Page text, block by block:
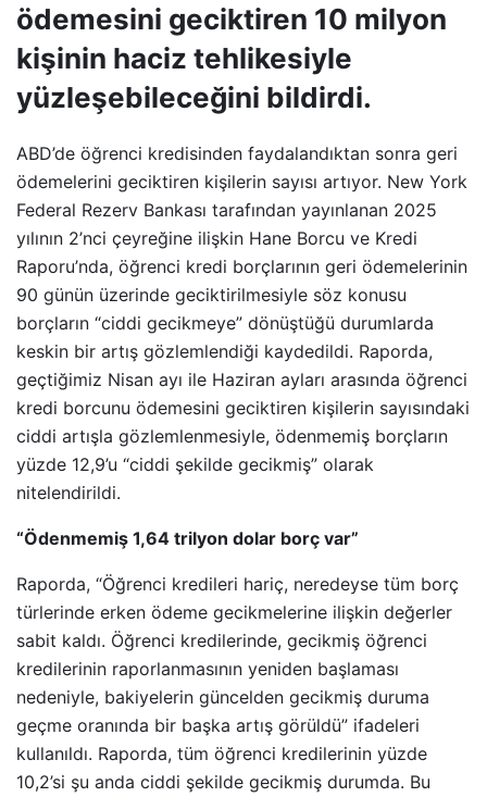
ödemesini geciktiren 10 milyon
kişinin haciz tehlikesiyle
yüzleşebileceğini bildirdi.
ABD’de öğrenci kredisinden faydalandıktan sonra geri
ödemelerini geciktiren kişilerin sayısı artıyor. New York
Federal Rezerv Bankası tarafından yayınlanan 2025
yılının 2’nci çeyreğine ilişkin Hane Borcu ve Kredi
Raporu’nda, öğrenci kredi borçlarının geri ödemelerinin
90 günün üzerinde geciktirilmesiyle söz konusu
borçların “ciddi gecikmeye” dönüştüğü durumlarda
keskin bir artış gözlemlendiği kaydedildi. Raporda,
geçtiğimiz Nisan ayı ile Haziran ayları arasında öğrenci
kredi borcunu ödemesini geciktiren kişilerin sayısındaki
ciddi artışla gözlemlenmesiyle, ödenmemiş borçların
yüzde 12,9’u “ciddi şekilde gecikmiş” olarak
nitelendirildi.
“Ödenmemiş 1,64 trilyon dolar borç var”
Raporda, “Öğrenci kredileri hariç, neredeyse tüm borç
türlerinde erken ödeme gecikmelerine ilişkin değerler
sabit kaldı. Öğrenci kredilerinde, gecikmiş öğrenci
kredilerinin raporlanmasının yeniden başlaması
nedeniyle, bakiyelerin güncelden gecikmiş duruma
geçme oranında bir başka artış görüldü” ifadeleri
kullanıldı. Raporda, tüm öğrenci kredilerinin yüzde
10,2’si şu anda ciddi şekilde gecikmiş durumda. Bu